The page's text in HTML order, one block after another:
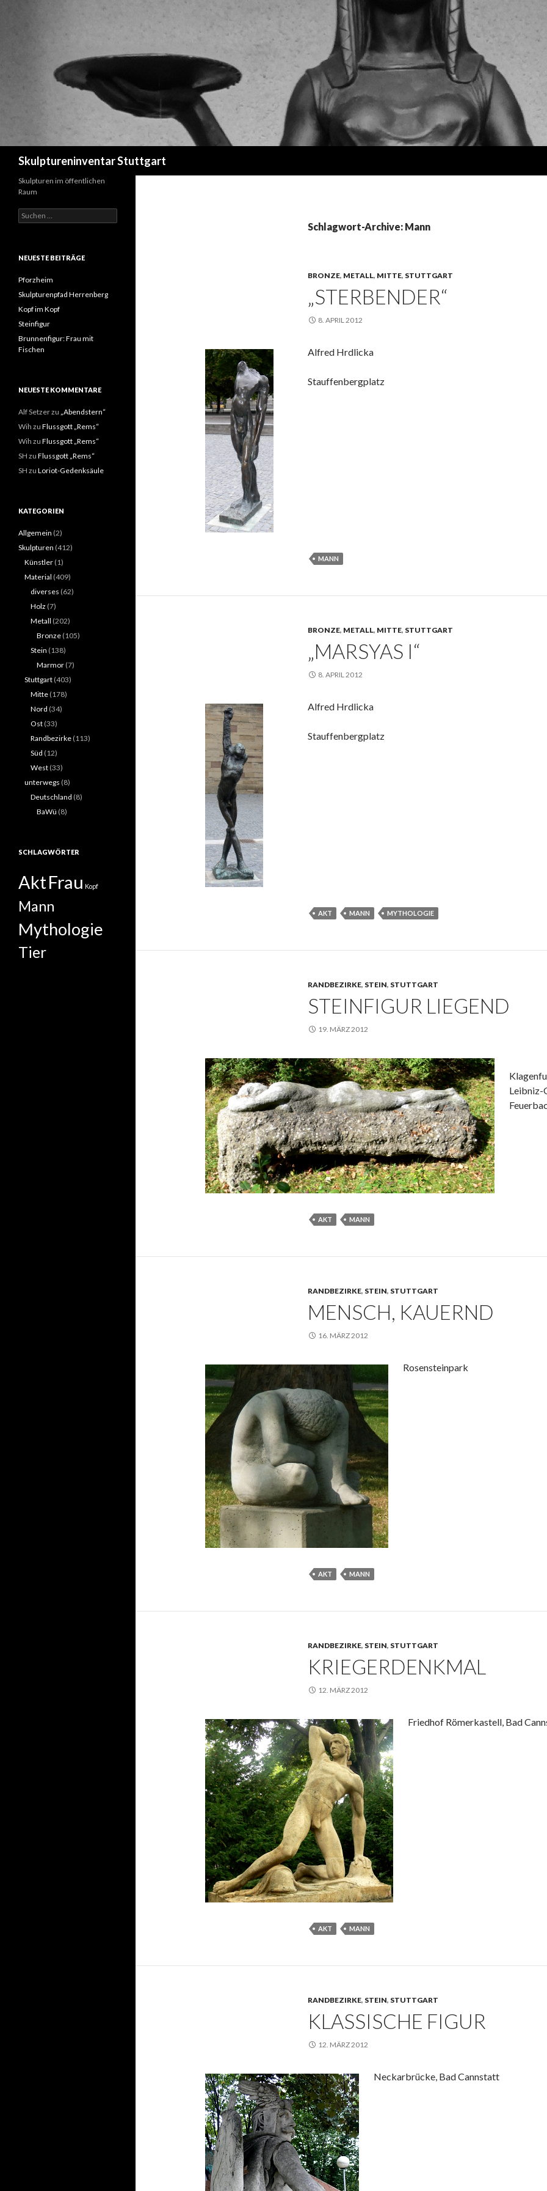
Skulptureninventar Stuttgart
Schlagwort-Archive: Mann
BRONZE, METALL, MITTE, STUTTGART
„STERBENDER“
8. APRIL 2012
Alfred Hrdlicka
Stauffenbergplatz
MANN
BRONZE, METALL, MITTE, STUTTGART
„MARSYAS I“
8. APRIL 2012
Alfred Hrdlicka
Stauffenbergplatz
AKT MANN MYTHOLOGIE
RANDBEZIRKE, STEIN, STUTTGART
STEINFIGUR LIEGEND
19. MÄRZ 2012
Leibniz-
AKT MANN
RANDBEZIRKE, STEIN, STUTTGART
MENSCH, KAUERND
16. MÄRZ 2012
Rosensteinpark
AKT MANN
RANDBEZIRKE, STEIN, STUTTGART
KRIEGERDENKMAL
12. MÄRZ 2012
Friedhof Römerkastell, Bad
AKT MANN
RANDBEZIRKE, STEIN, STUTTGART
KLASSISCHE FIGUR
12. MÄRZ 2012
Neckarbrücke, Bad Cannstatt
Skulpturen im öffentlichen
Raum
Suchen
nach:
NEUESTE BEITRÄGE
Pforzheim
Skulpturenpfad Herrenberg
Kopf im Kopf
Steinfigur
Brunnenfigur: Frau mit
Fischen
NEUESTE KOMMENTARE
Alf Setzerzu „Abendstern“
Wih zu Flussgott „Rems“
Wih zu Flussgott „Rems“
SH zu Flussgott „Rems“
SH zu Loriot-Gedenksäule
KATEGORIEN
Allgemein (2)
Skulpturen (412)
Künstler (1)
Material (409)
diverses (62)
Holz (7)
Metall (202)
Bronze (105)
Stein (138)
Marmor (7)
Stuttgart (403)
Mitte (178)
Nord (34)
Ost (33)
Randbezirke (113)
Süd (12)
West (33)
unterwegs (8)
Deutschland (8)
BaWü (8)
SCHLAGWÖRTER
AktFrau Kopf
Mann
Mythologie
Tier